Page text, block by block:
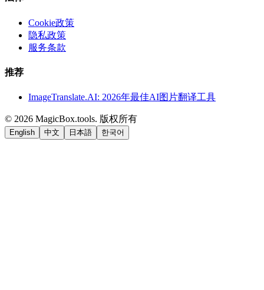
Cookie政策
隐私政策
服务条款
推荐
ImageTranslate.AI: 2026年最佳AI图片翻译工具
© 2026 MagicBox.tools. 版权所有
English 中文 日本語 한국어